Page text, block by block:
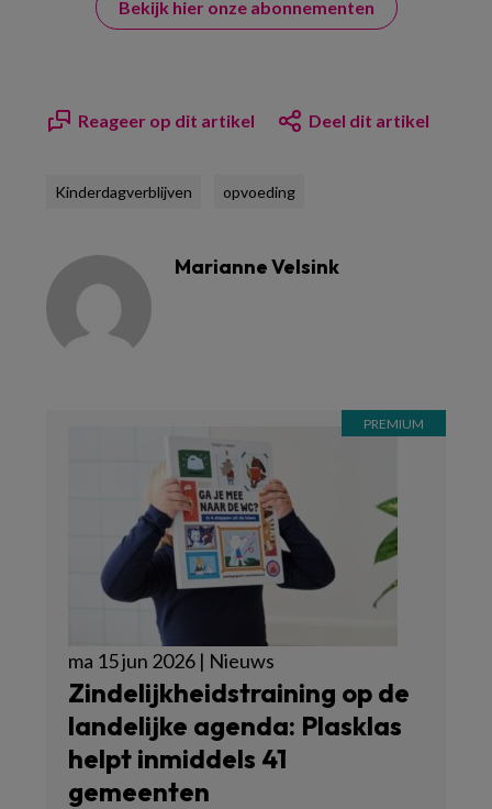
Bekijk hier onze abonnementen
Reageer op dit artikel Deel dit artikel
Kinderdagverblijven opvoeding
Marianne Velsink
ma 15 jun 2026 | Nieuws
Zindelijkheidstraining op de
landelijke agenda: Plasklas
helpt inmiddels 41
gemeenten